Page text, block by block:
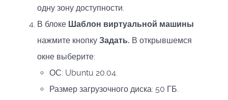
одну зону доступности.
В блоке Шаблон виртуальной машины
нажмите кнопку Задать. В открывшемся
окне выберите:
ОС: Ubuntu 20.04.
Размер загрузочного диска: 50 ГБ.